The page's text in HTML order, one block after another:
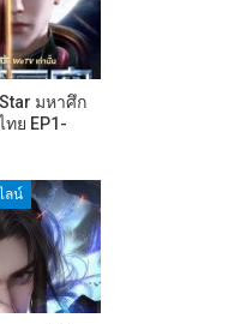
มหาศึก
ย EP1-
ลน์